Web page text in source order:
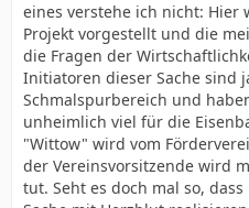
eines verstehe ich nicht:
Projekt vorgestellt und die
die Fragen der
Initiatoren dieser Sache sind
Schmalspurbereich und
unheimlich viel für die
"Wittow" wird vom
der Vereinsvorsitzende wird
tut. Seht es doch mal so,